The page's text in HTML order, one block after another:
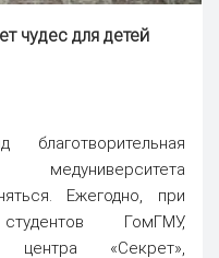
чудес для детей
медуниверситета
Ежегодно, при
ГомГМУ,
центра «Секрет»,